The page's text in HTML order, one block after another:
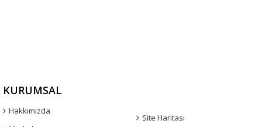
KURUMSAL
Hakkımızda
Site Haritası